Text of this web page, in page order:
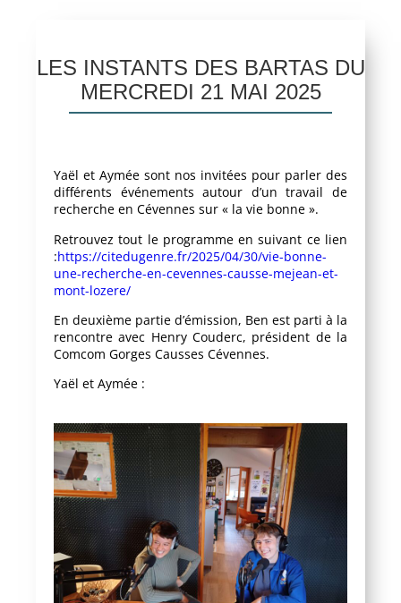
LES INSTANTS DES BARTAS DU
MERCREDI 21 MAI 2025
Yaël et Aymée sont nos invitées pour parler des
différents événements autour d’un travail de
recherche en Cévennes sur « la vie bonne ».
Retrouvez tout le programme en suivant ce lien
:https://citedugenre.fr/2025/04/30/vie-bonne-
une-recherche-en-cevennes-causse-mejean-et-
mont-lozere/
En deuxième partie d’émission, Ben est parti à la
rencontre avec Henry Couderc, président de la
Comcom Gorges Causses Cévennes.
Yaël et Aymée :